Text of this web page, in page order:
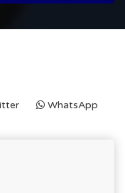
WhatsApp